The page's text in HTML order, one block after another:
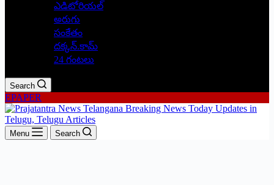
ఎడిటోరియల్
అరుగు
సంకేతం
దక్కన్.కామ్
24 గంటలు
Search
EPAPER
Menu Search